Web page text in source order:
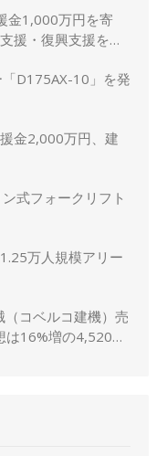
金1,000万円を寄
援・復興支援を実
D175AX-10」を発
金2,000万円、建
式フォークリフト
万人規模アリー
コベルコ建機）売
16%増の4,520億